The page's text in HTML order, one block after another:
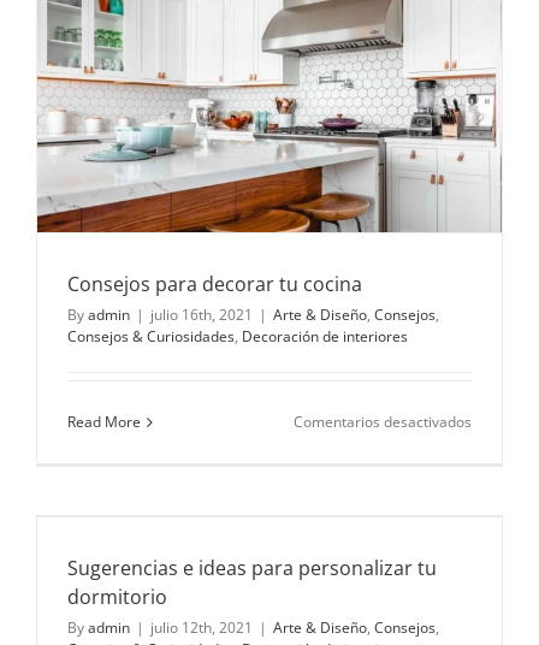
Consejos para decorar tu cocina
Byadmin | julio 16th, 2021 | Arte & Diseño, Consejos,
Consejos & Curiosidades, Decoración de interiores
Read More Comentarios desactivados
Sugerencias e ideas para personalizar tu
dormitorio
Byadmin | julio 12th, 2021 | Arte & Diseño, Consejos,